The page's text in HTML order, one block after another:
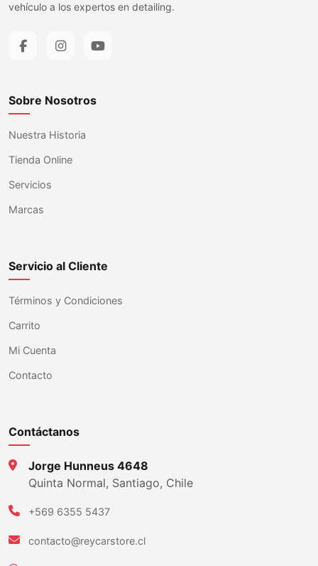
vehículo a los expertos en detailing.
Sobre Nosotros
Nuestra Historia
Tienda Online
Servicios
Marcas
Servicio al Cliente
Términos y Condiciones
Carrito
Mi Cuenta
Contacto
Contáctanos
Jorge Hunneus 4648
Quinta Normal, Santiago, Chile
+569 6355 5437
contacto@reycarstore.cl